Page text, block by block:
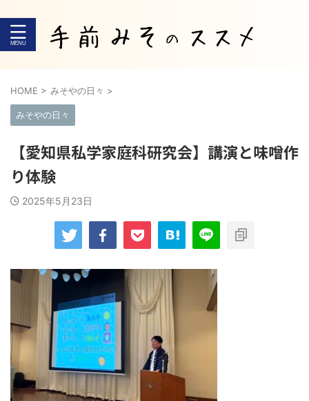
HOME > みそやの日々 >
みそやの日々
【愛知県私学家庭科研究会】講演と味噌作
り体験
2025年5月23日